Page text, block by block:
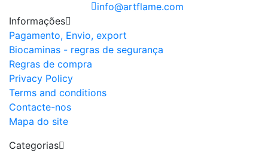
info@artflame.com
Informações
Pagamento, Envio, export
Biocaminas - regras de segurança
Regras de compra
Privacy Policy
Terms and conditions
Contacte-nos
Mapa do site
Categorias